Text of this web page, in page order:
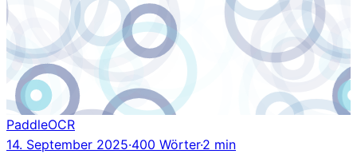
PaddleOCR
14. September 2025·400 Wörter·2 min